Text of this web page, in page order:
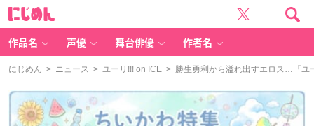
作品名 声優 舞台俳優 作者名
にじめん > ニュース > ユーリ!!! on ICE > 勝生勇利から溢れ出すエロス…『ユ